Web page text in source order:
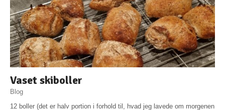
Vaset skiboller
Blog
12 boller (det er halv portion i forhold til, hvad jeg lavede om morgenen